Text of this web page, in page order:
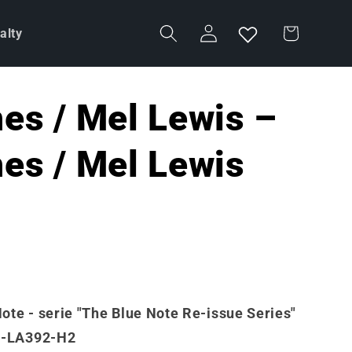
Accedi Carrello
/ Mel Lewis –
/ Mel Lewis
- serie "The Blue Note Re-issue Series"
LA392-H2